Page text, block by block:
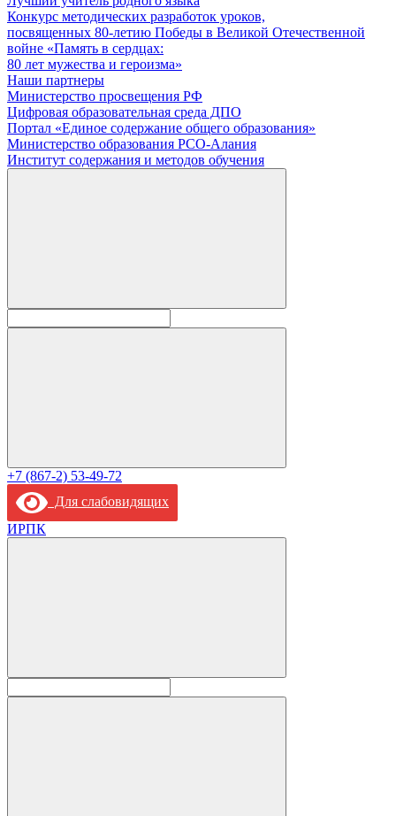
Конкурс методических разработок уроков,
посвященных 80-летию Победы в Великой Отечественной
войне «Память в сердцах:
80 лет мужества и героизма»
Наши партнеры
Министерство просвещения РФ
Цифровая образовательная среда ДПО
Портал «Единое содержание общего образования»
Министерство образования РСО-Алания
Институт содержания и методов обучения
+7 (867-2) 53-49-72
Для слабовидящих
ИРПК